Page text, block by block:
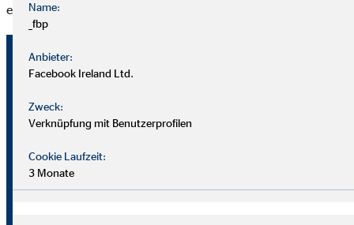
erzählt er.
„Im Nebenjob habe ich eine
entwickelt“
Aus einer nebenberuflichen Tätigkeit heraus, hat Sascha
Dastl eine Leidenschaft für Finanzen entwickelt. Der OVB
Name:
_fbp
Anbieter:
Facebook Ireland Ltd.
Zweck:
Verknüpfung mit Benutzerprofilen
Cookie Laufzeit:
3 Monate